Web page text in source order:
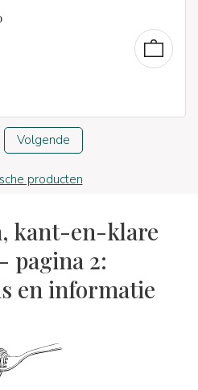
Volgende
producten
kant-en-klare
pagina 2:
en informatie